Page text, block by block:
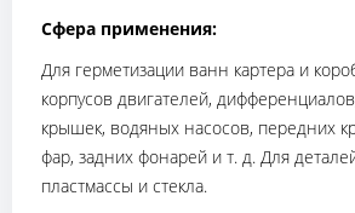
Сфера применения:
Для герметизации ванн картера и
корпусов двигателей,
крышек, водяных насосов, передних
фар, задних фонарей и т. д. Для
пластмассы и стекла.